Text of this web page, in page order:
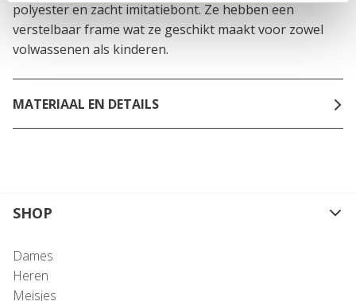
polyester en zacht imitatiebont. Ze hebben een
verstelbaar frame wat ze geschikt maakt voor zowel
volwassenen als kinderen.
MATERIAAL EN DETAILS
SHOP
Dames
Heren
Meisjes